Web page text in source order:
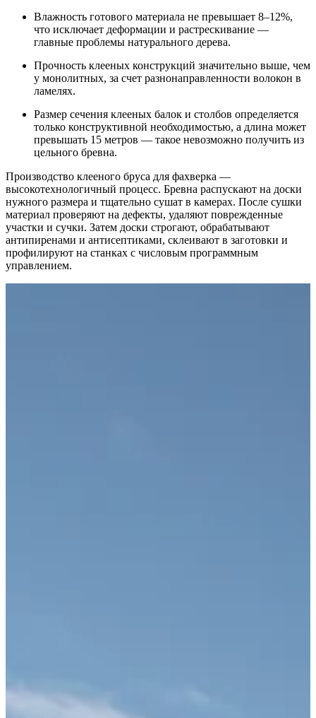
Влажность готового материала не превышает 8–12%,
что исключает деформации и растрескивание —
главные проблемы натурального дерева.
Прочность клееных конструкций значительно выше, чем
у монолитных, за счет разнонаправленности волокон в
ламелях.
Размер сечения клееных балок и столбов определяется
только конструктивной необходимостью, а длина может
превышать 15 метров — такое невозможно получить из
цельного бревна.
Производство клееного бруса для фахверка —
высокотехнологичный процесс. Бревна распускают на доски
нужного размера и тщательно сушат в камерах. После сушки
материал проверяют на дефекты, удаляют поврежденные
участки и сучки. Затем доски строгают, обрабатывают
антипиренами и антисептиками, склеивают в заготовки и
профилируют на станках с числовым программным
управлением.